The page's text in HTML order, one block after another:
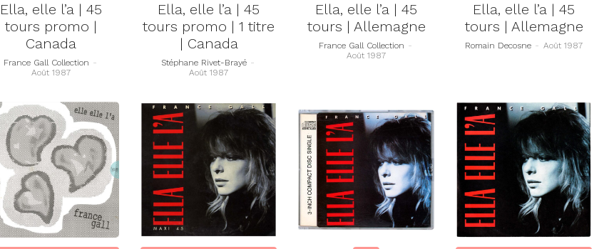
Ella, elle l’a | 45
tours promo |
Canada
France Gall Collection -
Août 1987
Ella, elle l’a | 45
tours promo | 1 titre
| Canada
Stéphane Rivet-Brayé -
Août 1987
Ella, elle l’a | 45
tours | Allemagne
France Gall Collection -
Août 1987
Ella, elle l’a | 45
tours | Allemagne
Romain Decosne - Août 1987